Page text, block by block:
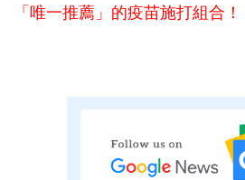
「唯一推薦」的疫苗施打組合！